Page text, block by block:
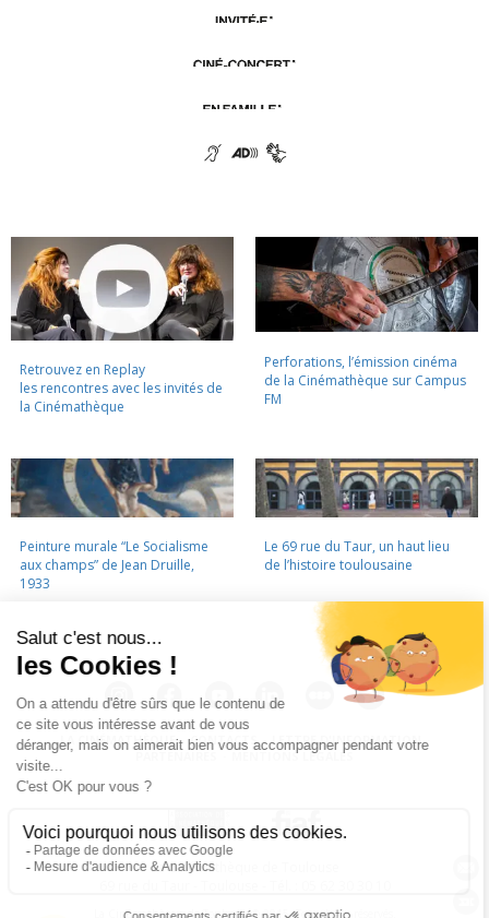
Retrouvez en Replay
les rencontres avec les invités de
la Cinémathèque
Perforations, l’émission cinéma
de la Cinémathèque sur Campus
FM
Peinture murale “Le Socialisme
aux champs” de Jean Druille,
1933
Le 69 rue du Taur, un haut lieu
de l’histoire toulousaine
LA CINÉMATHÈQUE · CONTACTS · LETTRE D'INFORMATION ·
PARTENAIRES
MENTIONS LÉGALES
La Cinémathèque de Toulouse
La Cinémathèque de Toulouse © 2015. Tous droits réservés.